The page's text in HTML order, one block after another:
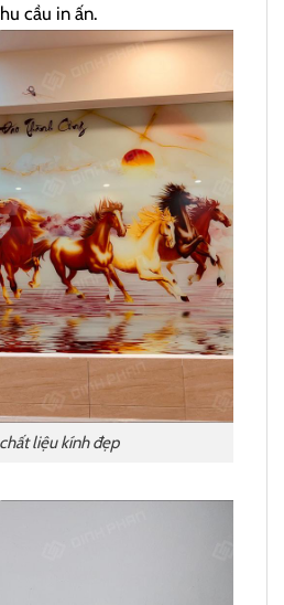
cầu in ấn.
liệu kính đẹp